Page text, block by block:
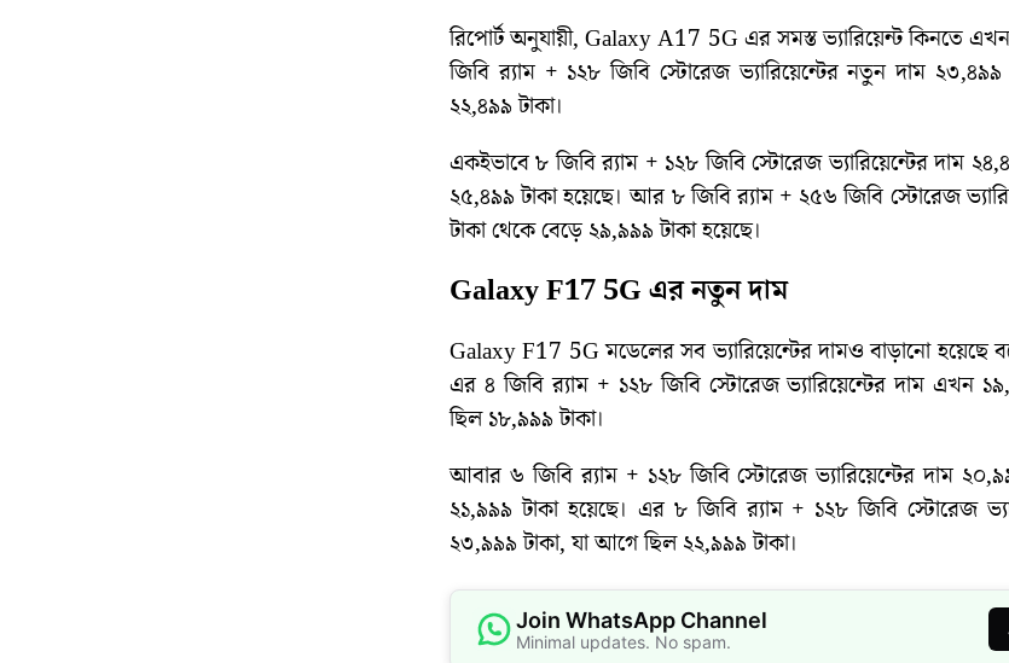
রিপোর্ট অনুযায়ী, Galaxy A17 5G এর সমস্ত ভ্যারিয়েন্ট কিনতে
জিবি র‌্যাম + ১২৮ জিবি স্টোরেজ ভ্যারিয়েন্টের নতুন দাম
২২,৪৯৯ টাকা।
একইভাবে ৮ জিবি র‌্যাম + ১২৮ জিবি স্টোরেজ ভ্যারিয়েন্টের দাম
২৫,৪৯৯ টাকা হয়েছে। আর ৮ জিবি র‌্যাম + ২৫৬ জিবি স্টোরেজ
টাকা থেকে বেড়ে ২৯,৯৯৯ টাকা হয়েছে।
Galaxy F17 5G‌ এর নতুন দাম
Galaxy F17 5G মডেলের সব ভ্যারিয়েন্টের দামও বাড়ানো হয়েছে
এর ৪ জিবি র‌্যাম + ১২৮ জিবি স্টোরেজ ভ্যারিয়েন্টের দাম এখন
ছিল ১৮,৯৯৯ টাকা।
আবার ৬ জিবি র‌্যাম + ১২৮ জিবি স্টোরেজ ভ্যারিয়েন্টের দাম
২১,৯৯৯ টাকা হয়েছে। এর ৮ জিবি র‌্যাম + ১২৮ জিবি স্টোরেজ
২৩,৯৯৯ টাকা, যা আগে ছিল ২২,৯৯৯ টাকা।
Join WhatsApp Channel
Minimal updates. No spam.